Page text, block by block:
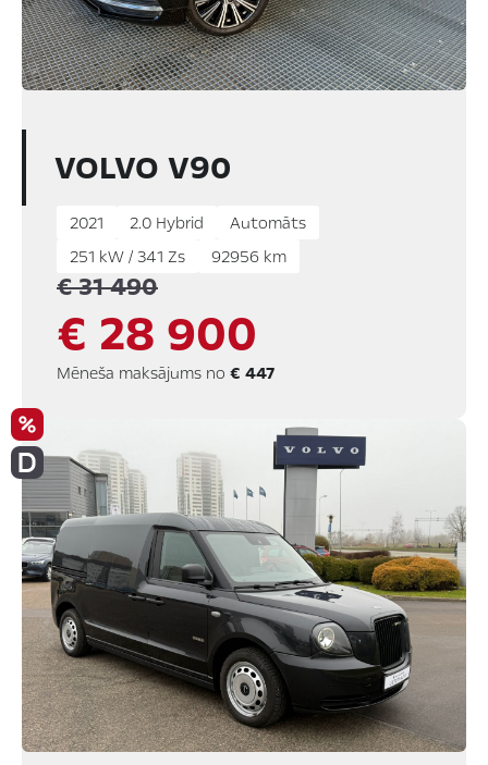
VOLVO V90
2021 2.0 Hybrid
Automāts
251 kW / 341 Zs
92956 km
€ 31 490
€ 28 900
Mēneša maksājums no € 447